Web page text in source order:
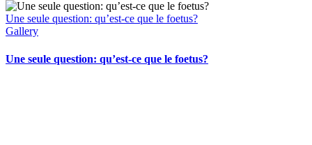
Une seule question: qu’est-ce que le foetus?
Gallery
Une seule question: qu’est-ce que le foetus?